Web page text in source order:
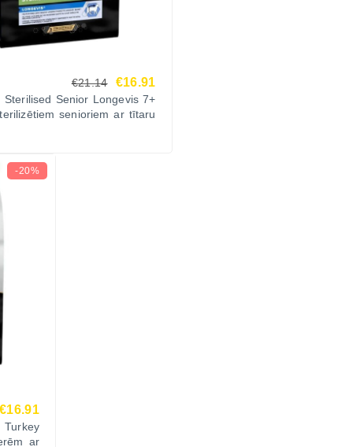
€21.14 €16.91
Sterilised Senior Longevis 7+
senioriem ar tītaru
-20%
€16.91
ar